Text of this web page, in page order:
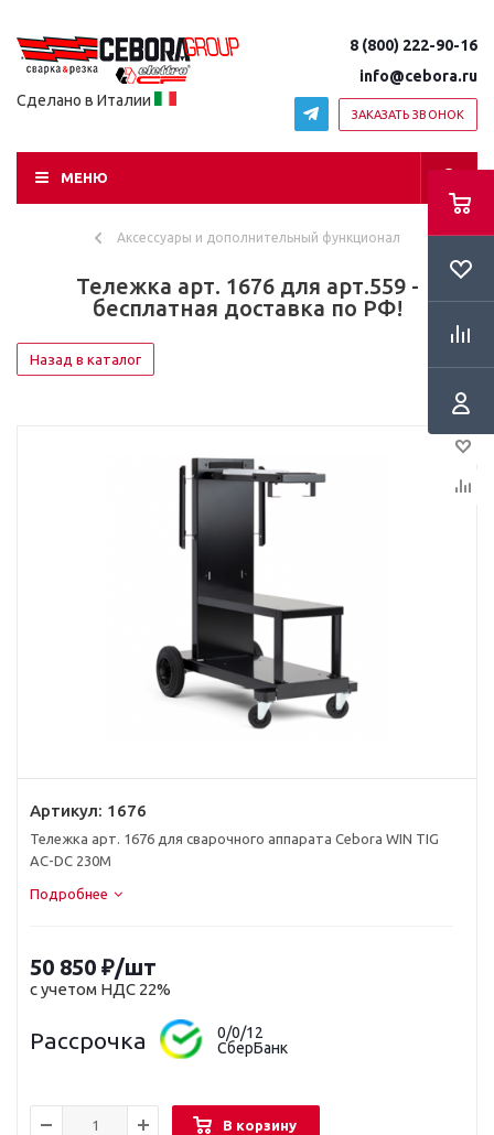
Сделано в Италии
8 (800) 222-90-16
info@cebora.ru
ЗАКАЗАТЬ ЗВОНОК
МЕНЮ
Аксессуары и дополнительный функционал
Тележка арт. 1676 для арт.559 -
бесплатная доставка по РФ!
Назад в каталог
Артикул: 1676
Тележка арт. 1676 для сварочного аппарата Cebora WIN TIG
AC-DC 230M
Подробнее
50 850 ₽/шт
с учетом НДС 22%
Рассрочка
0/0/12
СберБанк
В корзину